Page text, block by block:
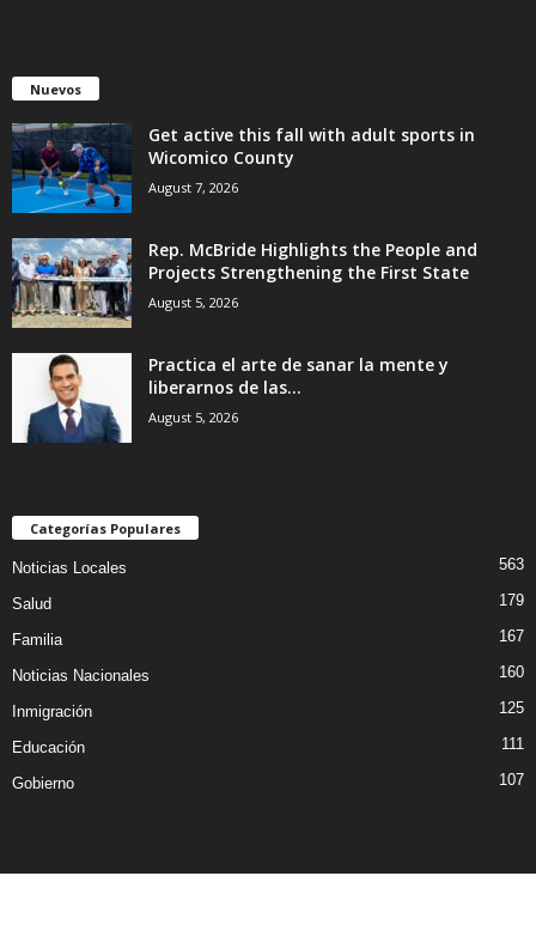
Nuevos
Get active this fall with adult sports in
Wicomico County
August 7, 2026
Rep. McBride Highlights the People and
Projects Strengthening the First State
August 5, 2026
Practica el arte de sanar la mente y
liberarnos de las...
August 5, 2026
Categorías Populares
Noticias Locales 563
Salud 179
Familia 167
Noticias Nacionales 160
Inmigración 125
Educación 111
Gobierno 107